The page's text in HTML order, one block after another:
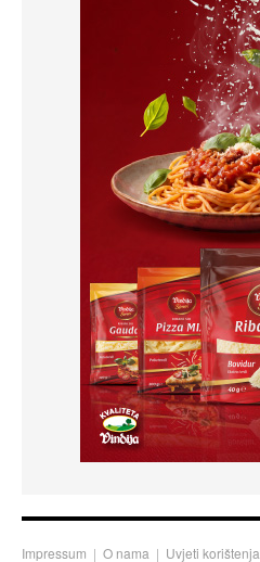
Impressum | O nama | Uvjeti korištenja